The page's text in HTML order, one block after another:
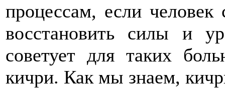
процессам, если
восстановить силы и
советует для таких
кичри. Как мы знаем,